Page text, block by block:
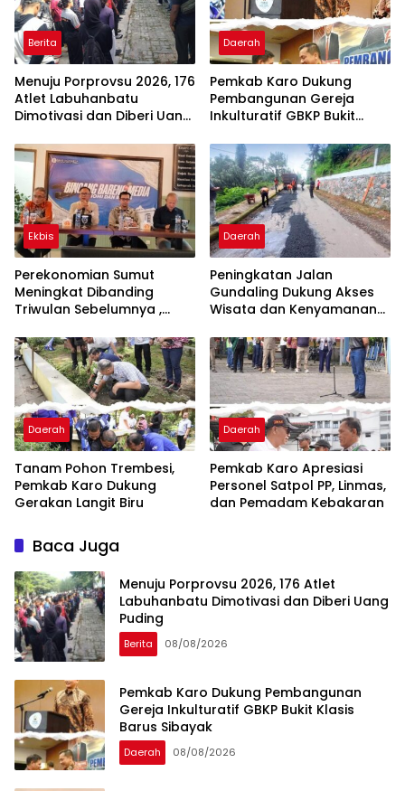
Berita
Menuju Porprovsu 2026, 176
Atlet Labuhanbatu
Dimotivasi dan Diberi Uang
Daerah
Pemkab Karo Dukung
Pembangunan Gereja
Inkulturatif GBKP Bukit
Ekbis
Perekonomian Sumut
Meningkat Dibanding
Triwulan Sebelumnya ,
Daerah
Peningkatan Jalan
Gundaling Dukung Akses
Wisata dan Kenyamanan
Daerah
Tanam Pohon Trembesi,
Pemkab Karo Dukung
Gerakan Langit Biru
Daerah
Pemkab Karo Apresiasi
Personel Satpol PP, Linmas,
dan Pemadam Kebakaran
Baca Juga
Menuju Porprovsu 2026, 176 Atlet
Labuhanbatu Dimotivasi dan Diberi Uang
Puding
Berita 08/08/2026
Pemkab Karo Dukung Pembangunan
Gereja Inkulturatif GBKP Bukit Klasis
Barus Sibayak
Daerah 08/08/2026